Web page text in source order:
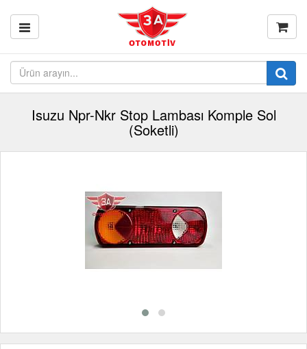
Isuzu Npr-Nkr Stop Lambası Komple Sol
(Soketli)